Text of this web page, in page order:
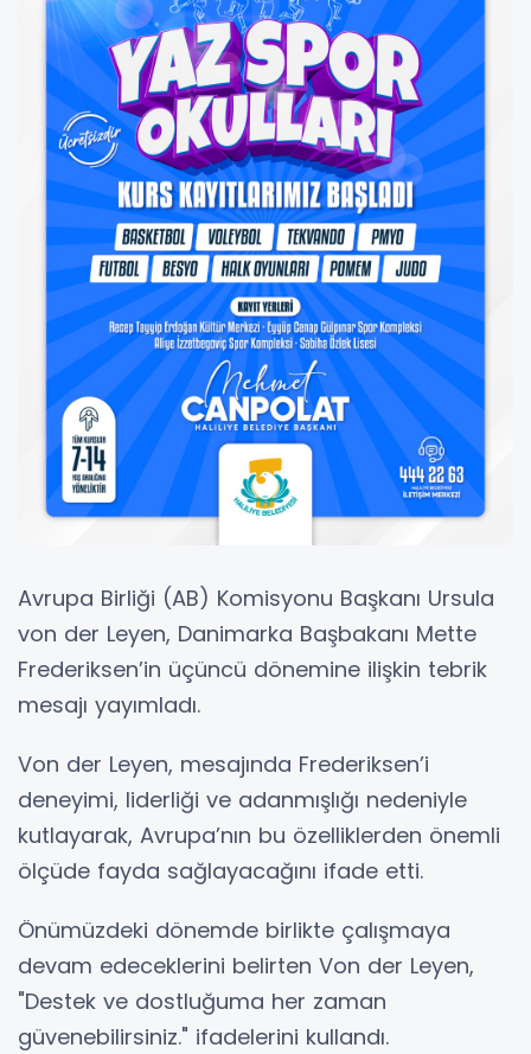
Avrupa Birliği (AB) Komisyonu Başkanı Ursula
von der Leyen, Danimarka Başbakanı Mette
Frederiksen’in üçüncü dönemine ilişkin tebrik
mesajı yayımladı.
Von der Leyen, mesajında Frederiksen’i
deneyimi, liderliği ve adanmışlığı nedeniyle
kutlayarak, Avrupa’nın bu özelliklerden önemli
ölçüde fayda sağlayacağını ifade etti.
Önümüzdeki dönemde birlikte çalışmaya
devam edeceklerini belirten Von der Leyen,
"Destek ve dostluğuma her zaman
güvenebilirsiniz." ifadelerini kullandı.